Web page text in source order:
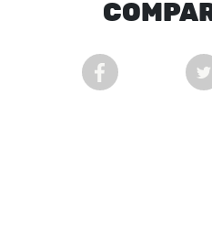
COM
COMPARTILHAR